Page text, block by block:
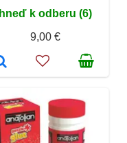
Ihneď k odberu (6)
9,00 €